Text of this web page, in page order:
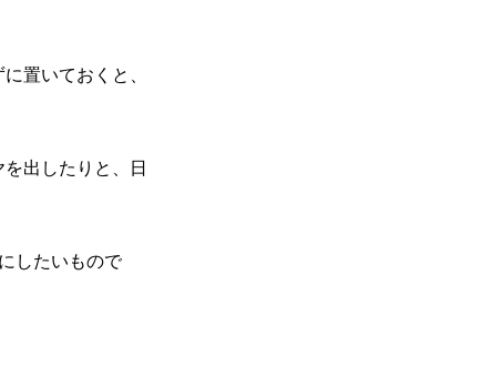
置いておくと、
出したりと、日
したいもので